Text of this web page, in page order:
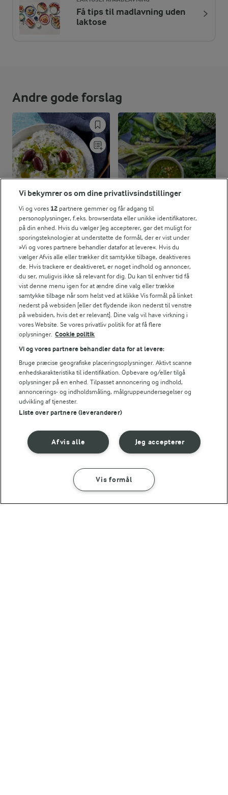
Energifordeling
Fedt:
11,9 g
Kulhydrat:
4,7 g
Få tips til madlavning uden
laktose
Andre gode forslag
1 TIME
Tzatziki
(232)
TJEK RÅVAREKALENDEREN
Hvilke danske råvarer er i
sæson lige nu?
15 MIN
Guacamole
(297)
15 MIN
Green Goddess
salat
(47)
SÅDAN GØR DU INGREDIENSER
Vi bekymrer os om dine privatlivsindstillinger
Vi og vores 12 partnere gemmer og får adgang til
personoplysninger, f.eks. browserdata eller unikke identifikatorer,
på din enhed. Hvis du vælger Jeg accepterer, gør det muligt for
sporingsteknologier at understøtte de formål, der er vist under
»Vi og vores partnere behandler datafor at levere«. Hvis du
vælger Afvis alle eller trækker dit samtykke tilbage, deaktiveres
de. Hvis trackere er deaktiveret, er noget indhold og annoncer,
du ser, muligvis ikke så relevant for dig. Du kan til enhver tid få
vist denne menu igen for at ændre dine valg eller trække
samtykke tilbage når som helst ved at klikke Vis formål på linket
nederst på websiden [eller det flydende ikon nederst til venstre
på websiden, hvis det er relevant]. Dine valg vil have virkning i
vores Website. Se vores privatliv politik for at få flere
oplysninger. Cookie politik
Vi og vores partnere behandler data for at levere:
Bruge præcise geografiske placeringsoplysninger. Aktivt scanne
enhedskarakteristika til identifikation. Opbevare og/eller tilgå
oplysninger på en enhed. Tilpasset annoncering og indhold,
annoncerings- og indholdsmåling, målgruppeundersøgelser og
udvikling af tjenester.
Liste over partnere (leverandører)
Jeg accepterer
Afvis alle
Vis formål